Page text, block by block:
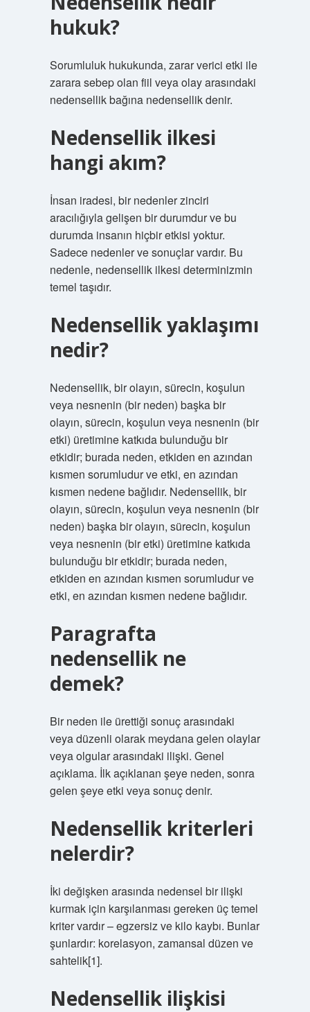
hukuk?
Sorumluluk hukukunda, zarar verici etki ile
zarara sebep olan fiil veya olay arasındaki
nedensellik bağına nedensellik denir.
Nedensellik ilkesi
hangi akım?
İnsan iradesi, bir nedenler zinciri
aracılığıyla gelişen bir durumdur ve bu
durumda insanın hiçbir etkisi yoktur.
Sadece nedenler ve sonuçlar vardır. Bu
nedenle, nedensellik ilkesi determinizmin
temel taşıdır.
Nedensellik yaklaşımı
nedir?
Nedensellik, bir olayın, sürecin, koşulun
veya nesnenin (bir neden) başka bir
olayın, sürecin, koşulun veya nesnenin (bir
etki) üretimine katkıda bulunduğu bir
etkidir; burada neden, etkiden en azından
kısmen sorumludur ve etki, en azından
kısmen nedene bağlıdır. Nedensellik, bir
olayın, sürecin, koşulun veya nesnenin (bir
neden) başka bir olayın, sürecin, koşulun
veya nesnenin (bir etki) üretimine katkıda
bulunduğu bir etkidir; burada neden,
etkiden en azından kısmen sorumludur ve
etki, en azından kısmen nedene bağlıdır.
Paragrafta
nedensellik ne
demek?
Bir neden ile ürettiği sonuç arasındaki
veya düzenli olarak meydana gelen olaylar
veya olgular arasındaki ilişki. Genel
açıklama. İlk açıklanan şeye neden, sonra
gelen şeye etki veya sonuç denir.
Nedensellik kriterleri
nelerdir?
İki değişken arasında nedensel bir ilişki
kurmak için karşılanması gereken üç temel
kriter vardır – egzersiz ve kilo kaybı. Bunlar
şunlardır: korelasyon, zamansal düzen ve
sahtelik[1].
Nedensellik ilişkisi